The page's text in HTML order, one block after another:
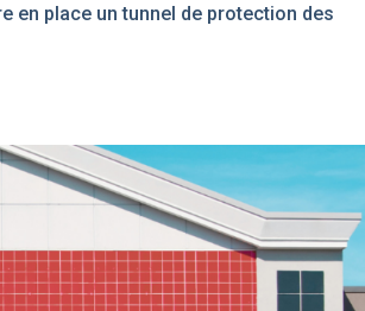
en place un tunnel de protection des